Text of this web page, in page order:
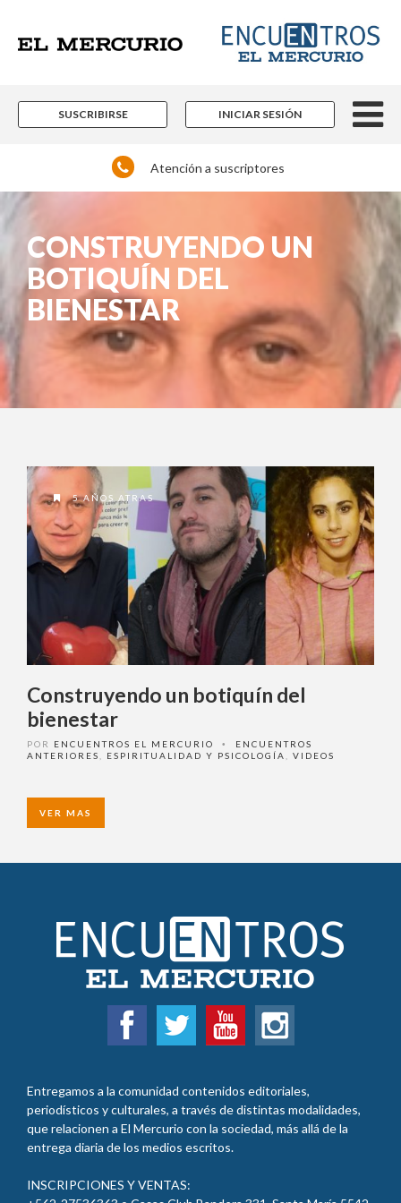
SUSCRIBIRSE INICIAR SESIÓN
Atención a suscriptores
CONSTRUYENDO UN
BOTIQUÍN DEL
BIENESTAR
5 AÑOS ATRAS
Construyendo un botiquín del
bienestar
POR ENCUENTROS EL MERCURIO •
ENCUENTROS
ANTERIORES
ESPIRITUALIDAD Y PSICOLOGÍA VIDEOS
VER MAS
Entregamos a la comunidad contenidos editoriales,
periodísticos y culturales, a través de distintas modalidades,
que relacionen a El Mercurio con la sociedad, más allá de la
entrega diaria de los medios escritos.
INSCRIPCIONES Y VENTAS: